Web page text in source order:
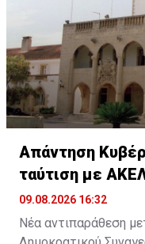
Απάντηση
ταύτιση με
αυτοκριτική
09.08.2026 16:32
Νέα αντιπαράθεση